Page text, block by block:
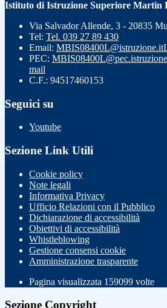
Istituto di Istruzione Superiore Martin
Via Salvador Allende, 3 - 20835
Tel: Tel. 039 27 89 430
Email: MBIS08400L@istruzione.it
PEC:
mail
C.F.: 94517460153
Seguici su
Youtube
Sezione Link Utili
Cookie policy
Note legali
Informativa Privacy
Ufficio Relazioni con il Pubblico
Dichiarazione di accessibilità
Obiettivi di accessibilità
Whistleblowing
Gestione consensi cookie
Amministrazione trasparente
Pagina visualizzata 159099 volte
Sezione Copyright